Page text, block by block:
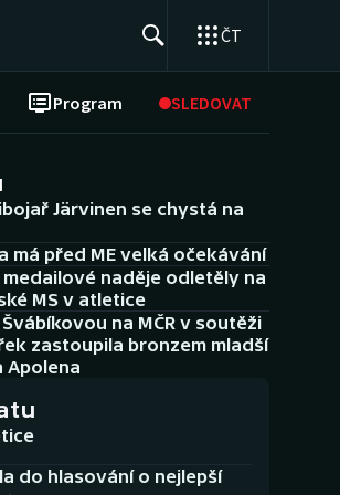
ČT
Program SLEDOVAT
Järvinen se chystá na
má před ME velká očekávání
medailové naděje odletěly na
MS v atletice
na MČR v soutěži
zastoupila bronzem mladší
Apolena
do hlasování o nejlepší